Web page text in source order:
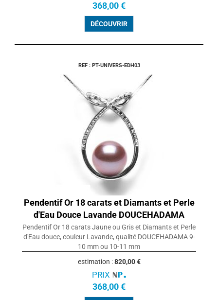
368,00 €
DÉCOUVRIR
REF : PT-UNIVERS-EDH03
Pendentif Or 18 carats et Diamants et Perle
d'Eau Douce Lavande DOUCEHADAMA
Pendentif Or 18 carats Jaune ou Gris et Diamants et Perle
d'Eau douce, couleur Lavande, qualité DOUCEHADAMA 9-
10 mm ou 10-11 mm
estimation :820,00 €
PRIX
368,00 €